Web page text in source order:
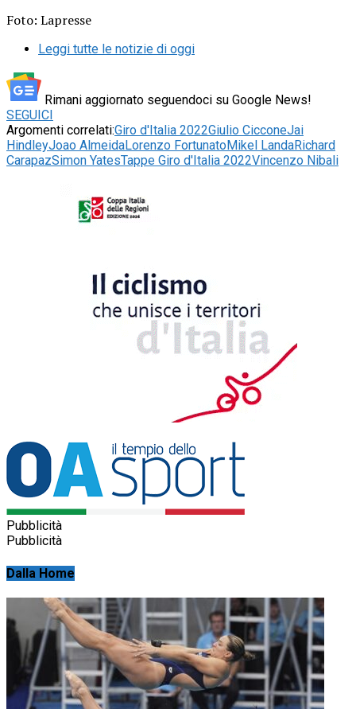
Foto: Lapresse
Leggi tutte le notizie di oggi
Rimani aggiornato seguendoci su Google News!
SEGUICI
Argomenti correlati:Giro d'Italia 2022Giulio CicconeJai
HindleyJoao AlmeidaLorenzo FortunatoMikel LandaRichard
CarapazSimon YatesTappe Giro d'Italia 2022Vincenzo Nibali
Pubblicità
Pubblicità
Dalla Home